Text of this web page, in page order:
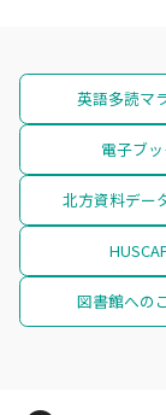
英語多読マ
電子ブッ
北方資料デー
図書館への